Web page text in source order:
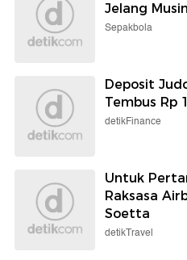
Jelang
Sepakbola
Deposit
Tembus Rp
detikFinance
Untuk
Raksasa
Soetta
detikTravel